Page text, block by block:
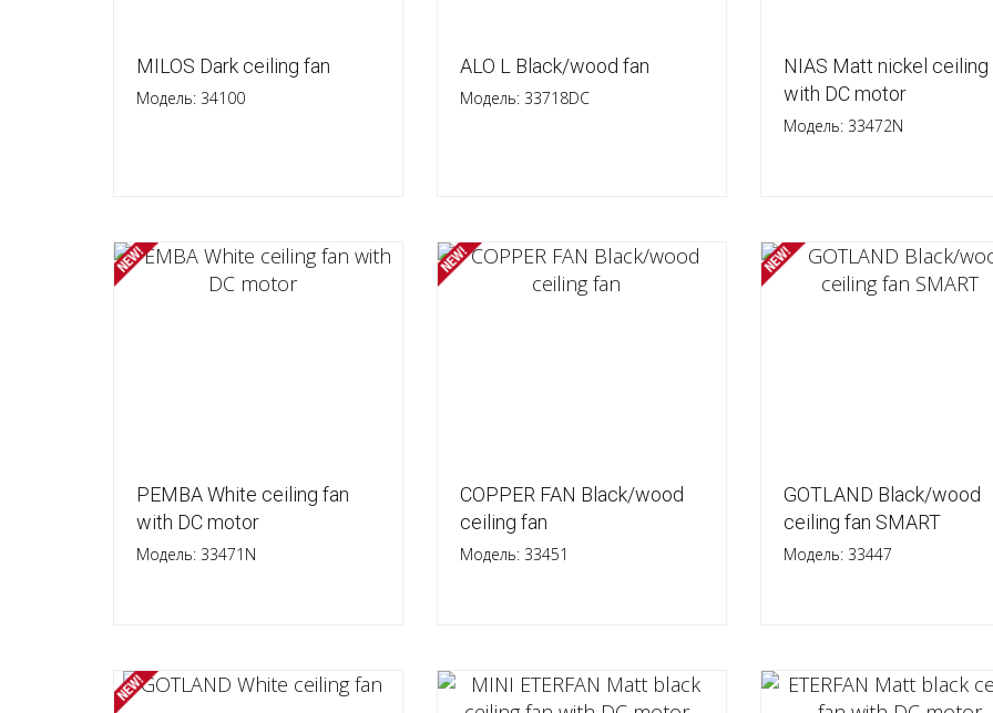
MILOS Dark ceiling fan
Модель: 34100
ALO L Black/wood fan
Модель: 33718DC
NIAS Matt nickel ceiling
with DC motor
Модель: 33472N
PEMBA White ceiling fan
with DC motor
Модель: 33471N
COPPER FAN Black/wood
ceiling fan
Модель: 33451
GOTLAND Black/wood
ceiling fan SMART
Модель: 33447